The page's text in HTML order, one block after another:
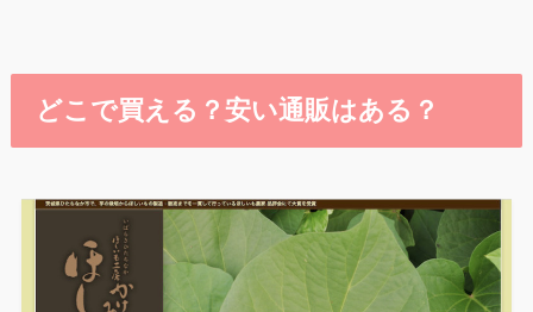
どこで買える？安い通販はある？